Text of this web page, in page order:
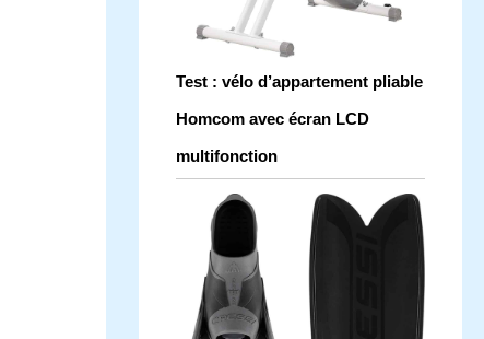
Test : vélo d’appartement pliable
Homcom avec écran LCD
multifonction